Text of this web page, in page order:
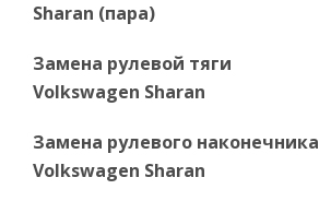
Sharan (пара)
Замена рулевой тяги
Volkswagen Sharan
Замена рулевого наконечника
Volkswagen Sharan